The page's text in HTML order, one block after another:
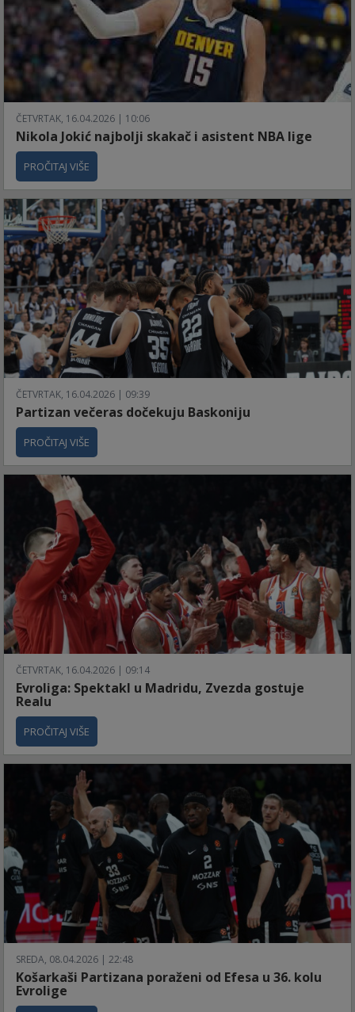
ČETVRTAK, 16.04.2026 | 10:06
Nikola Jokić najbolji skakač i asistent NBA lige
PROČITAJ VIŠE
ČETVRTAK, 16.04.2026 | 09:39
Partizan večeras dočekuju Baskoniju
PROČITAJ VIŠE
ČETVRTAK, 16.04.2026 | 09:14
Evroliga: Spektakl u Madridu, Zvezda gostuje
Realu
PROČITAJ VIŠE
SREDA, 08.04.2026 | 22:48
Košarkaši Partizana poraženi od Efesa u 36. kolu
Evrolige